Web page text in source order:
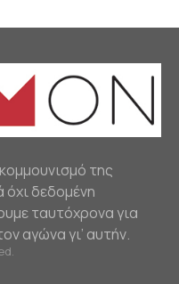
της
όχι δεδομένη
ταυτόχρονα για
αγώνα γι’ αυτήν.